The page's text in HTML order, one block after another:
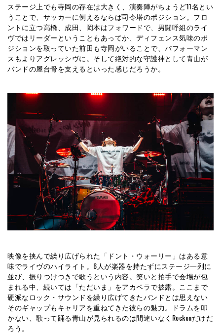
ステージ上でも寺岡の存在は大きく、演奏陣がちょうど11名とい
うことで、サッカーに例えるならば司令塔のポジション。フロ
ントに立つ高橋、成田、岡本はフォワードで、男闘呼組のライ
ヴではリーダーということもあってか、ディフェンス気味のポ
ジションを取っていた前田も寺岡がいることで、パフォーマン
スもよりアグレッシヴに。そして絶対的な守護神として青山が
バンドの屋台骨を支えるといった感じだろうか。
映像を挟んで繰り広げられた「ドント・ウォーリー」はある意
味でライヴのハイライト。6人が楽器を持たずにステージ一列に
並び、振りつけつきで歌うという内容。笑いと拍手で会場が包
まれる中、続いては「ただいま」をアカペラで披露。ここまで
硬派なロック・サウンドを繰り広げてきたバンドとは思えない
そのギャップもキャリアを重ねてきた彼らの魅力。ドラムを叩
かない、歌って踊る青山が見られるのは間違いなくRockonだけだ
ろう。